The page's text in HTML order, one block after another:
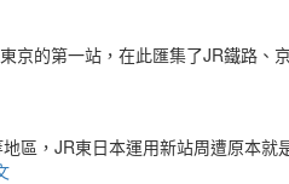
的第一站，在此匯集了JR鐵路
區，JR東日本運用新站周遭原本